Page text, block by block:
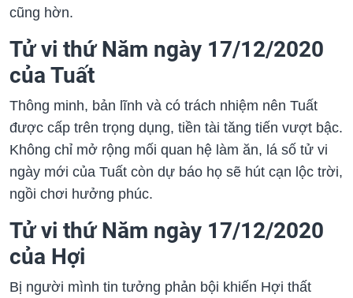
cũng hờn.
Tử vi thứ Năm ngày 17/12/2020
của Tuất
Thông minh, bản lĩnh và có trách nhiệm nên Tuất
được cấp trên trọng dụng, tiền tài tăng tiến vượt bậc.
Không chỉ mở rộng mối quan hệ làm ăn, lá số tử vi
ngày mới của Tuất còn dự báo họ sẽ hút cạn lộc trời,
ngồi chơi hưởng phúc.
Tử vi thứ Năm ngày 17/12/2020
của Hợi
Bị người mình tin tưởng phản bội khiến Hợi thất